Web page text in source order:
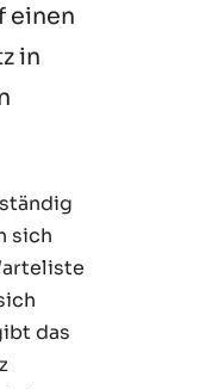
einen
in
sich
das